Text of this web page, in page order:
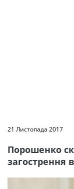
21 Листопада 2017
Порошенко
загострення